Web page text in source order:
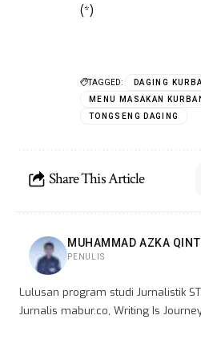
(*)
TAGGED: DAGING
MENU MASAKAN
TONGSENG DAGING
Share This Article
MUHAMMAD AZKA
PENULIS
Lulusan program studi Jurnalistik
Jurnalis mabur.co, Writing Is